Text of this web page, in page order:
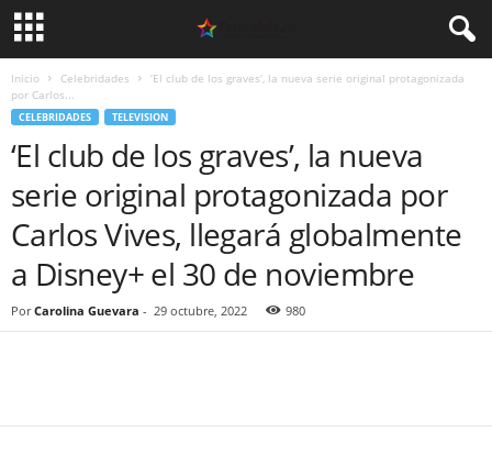
Inicio Celebridades
‘El club de los graves’, la nueva serie original protagonizada
por Carlos...
CELEBRIDADES TELEVISION
‘El club de los graves’, la nueva
serie original protagonizada por
Carlos Vives, llegará globalmente
a Disney+ el 30 de noviembre
Por Carolina Guevara - 29 octubre, 2022 980